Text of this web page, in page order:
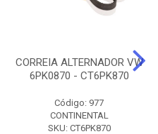
CORREIA ALTERNADOR VW
6PK0870 - CT6PK870
Código: 977
CONTINENTAL
SKU: CT6PK870